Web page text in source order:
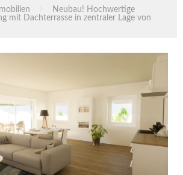
Neubau! Hochwertige
mit Dachterrasse in zentraler Lage von